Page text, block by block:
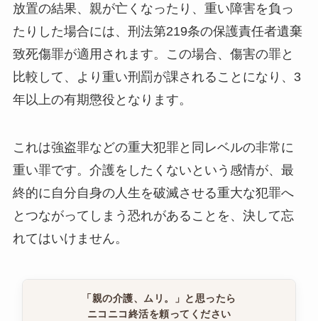
放置の結果、親が亡くなったり、重い障害を負っ
たりした場合には、刑法第219条の保護責任者遺棄
致死傷罪が適用されます。この場合、傷害の罪と
比較して、より重い刑罰が課されることになり、3
年以上の有期懲役となります。
これは強盗罪などの重大犯罪と同レベルの非常に
重い罪です。介護をしたくないという感情が、最
終的に自分自身の人生を破滅させる重大な犯罪へ
とつながってしまう恐れがあることを、決して忘
れてはいけません。
「親の介護、ムリ。」と思ったら
ニコニコ終活を頼ってください